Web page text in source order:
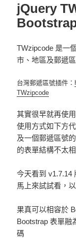
jQuery
TWzipcode 是一
市、地區及郵遞
台灣郵遞區號插件：
TWzipcode
其實很早就再使
使用方式如下方
及一個郵遞區號
的表單結構不太
今天看到 v1.7.14
馬上來試試看，
果真可以相容於
Bootstrap 表單融
碼